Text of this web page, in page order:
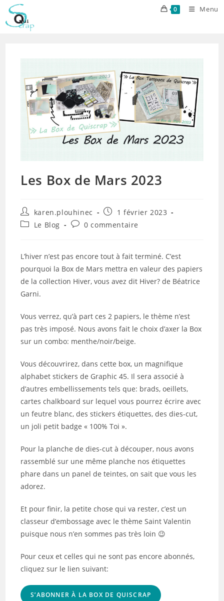
Skip
content
0 Menu
Les Box de Mars 2023
Auteur/autrice
de
karen.plouhinec
Publication
publiée :
1 février 2023
PostLe Blog
Commentaires
publication :
0 commentaire
L’hiver n’est pas encore tout à fait terminé. C’est
pourquoi la Box de Mars mettra en valeur des papiers
de la collection Hiver, vous avez dit Hiver? de Béatrice
Garni.
Vous verrez, qu’à part ces 2 papiers, le thème n’est
pas très imposé. Nous avons fait le choix d’axer la Box
sur un combo: menthe/noir/beige.
Vous découvrirez, dans cette box, un magnifique
alphabet stickers de Graphic 45. Il sera associé à
d’autres embellissements tels que: brads, oeillets,
cartes chalkboard sur lequel vous pourrez écrire avec
un feutre blanc, des stickers étiquettes, des dies-cut,
un joli petit badge « 100% Toi ».
Pour la planche de dies-cut à découper, nous avons
rassemblé sur une même planche nos étiquettes
phare dans un panel de teintes, on sait que vous les
adorez.
Et pour finir, la petite chose qui va rester, c’est un
classeur d’embossage avec le thème Saint Valentin
puisque nous n’en sommes pas très loin 😉
Pour ceux et celles qui ne sont pas encore abonnés,
cliquez sur le lien suivant:
S’ABONNER À LA BOX DE QUISCRAP